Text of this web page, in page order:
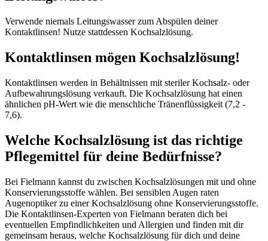
Verwende niemals Leitungswasser zum Abspülen deiner
Kontaktlinsen! Nutze stattdessen Kochsalzlösung.
Kontaktlinsen mögen Kochsalzlösung!
Kontaktlinsen werden in Behältnissen mit steriler Kochsalz- oder
Aufbewahrungslösung verkauft. Die Kochsalzlösung hat einen
ähnlichen pH-Wert wie die menschliche Tränenflüssigkeit (7,2 -
7,6).
Welche Kochsalzlösung ist das richtige
Pflegemittel für deine Bedürfnisse?
Bei Fielmann kannst du zwischen Kochsalzlösungen mit und ohne
Konservierungsstoffe wählen. Bei sensiblen Augen raten
Augenoptiker zu einer Kochsalzlösung ohne Konservierungsstoffe.
Die Kontaktlinsen-Experten von Fielmann beraten dich bei
eventuellen Empfindlichkeiten und Allergien und finden mit dir
gemeinsam heraus, welche Kochsalzlösung für dich und deine